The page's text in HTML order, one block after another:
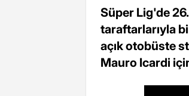
Süper Lig'de
taraftarlarıyla
açık otobüste
Mauro Icardi